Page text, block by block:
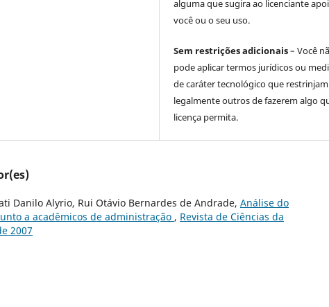
alguma que sugira ao licenciante
você ou o seu uso.
Sem restrições adicionais– Você
pode aplicar termos jurídicos ou
de caráter tecnológico que restrinjam
legalmente outros de fazerem algo
licença permita.
Danilo Alyrio, Rui Otávio Bernardes de Andrade, Análise do
a acadêmicos de administração , Revista de Ciências da
2007